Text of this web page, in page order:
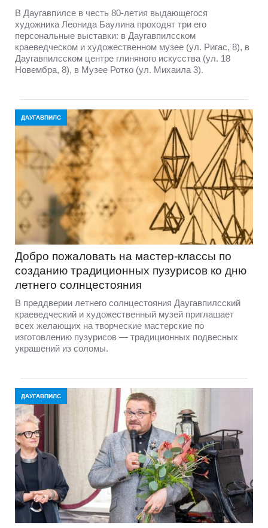
В Даугавпилсе в честь 80-летия выдающегося
художника Леонида Баулина проходят три его
персональные выставки: в Даугавпилсском
краеведческом и художественном музее (ул. Ригас, 8), в
Даугавпилсском центре глиняного искусства (ул. 18
Новембра, 8), в Музее Ротко (ул. Михаила 3).
ДАУГАВПИЛС
Добро пожаловать на мастер-классы по
созданию традиционных пузурисов ко дню
летнего солнцестояния
В преддверии летнего солнцестояния Даугавпилсский
краеведческий и художественный музей приглашает
всех желающих на творческие мастерские по
изготовлению пузурисов — традиционных подвесных
украшений из соломы.
ДАУГАВПИЛС